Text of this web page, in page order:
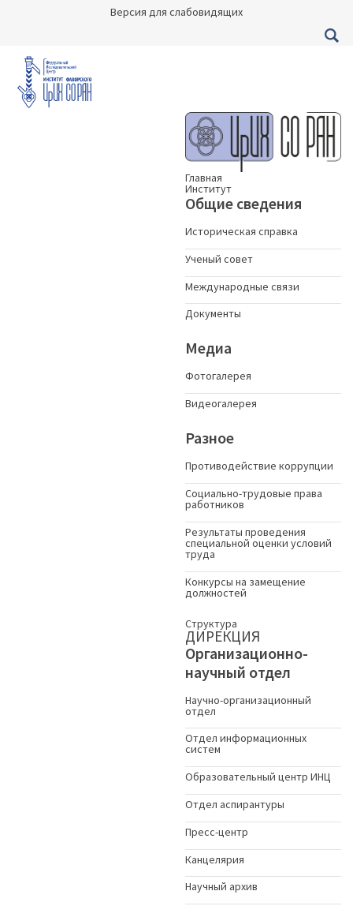
Версия для слабовидящих
Главная
Институт
Общие сведения
Историческая справка
Ученый совет
Международные связи
Документы
Медиа
Фотогалерея
Видеогалерея
Разное
Противодействие коррупции
Социально-трудовые права
работников
Результаты проведения
специальной оценки условий
труда
Конкурсы на замещение
должностей
Структура
ДИРЕКЦИЯ
Организационно-
научный отдел
Научно-организационный
отдел
Отдел информационных
систем
Образовательный центр ИНЦ
Отдел аспирантуры
Пресс-центр
Канцелярия
Научный архив